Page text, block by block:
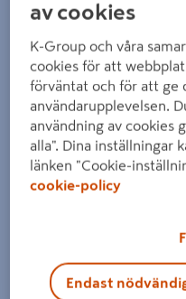
Föregående
av cookies
K-Group och våra
cookies för att
förväntat och för att ge
användarupplevelsen.
användning av cookies
alla". Dina inställningar
länken "Cookie-
cookie-policy
Endast